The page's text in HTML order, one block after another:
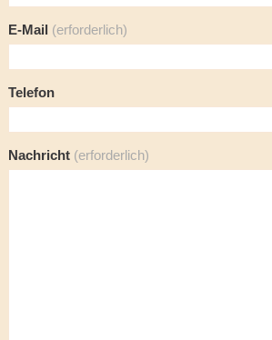
E-Mail (erforderlich)
Telefon
Nachricht (erforderlich)